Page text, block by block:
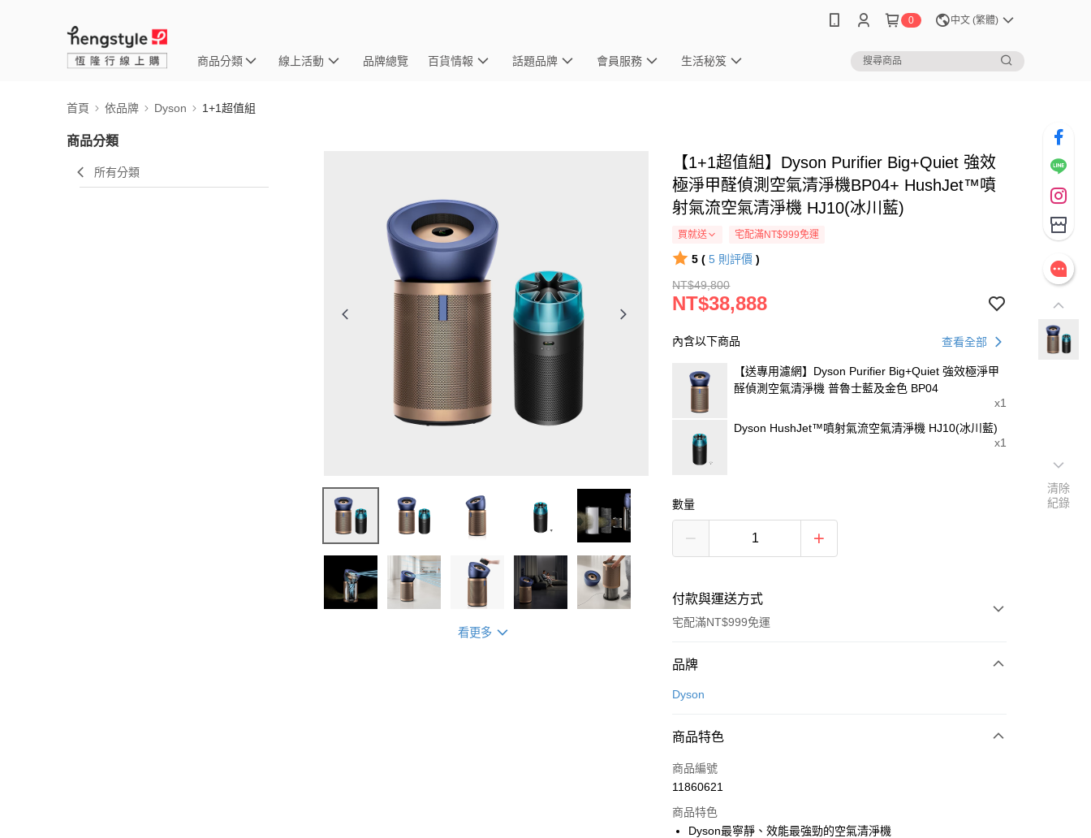
0 中文 (繁體)
商品分類 線上活動 品牌總覽 百貨情報 話題品牌 會員服務 生活秘笈
首頁 依品牌 Dyson 1+1超值組
商品分類
所有分類
看更多
【1+1超值組】Dyson Purifier Big+Quiet 強效
極淨甲醛偵測空氣清淨機BP04+ HushJet™噴
射氣流空氣清淨機 HJ10(冰川藍)
買就送 宅配滿NT$999免運
5 ( 5 則評價 )
NT$49,800
NT$38,888
內含以下商品 查看全部
【送專用濾網】Dyson Purifier Big+Quiet 強效極淨甲
醛偵測空氣清淨機 普魯士藍及金色 BP04
x1
Dyson HushJet™噴射氣流空氣清淨機 HJ10(冰川藍)
x1
數量
付款與運送方式
宅配滿NT$999免運
付款方式
信用卡一次付款
合作金庫商業銀行
華南商業銀行
上海商業儲蓄銀行
國泰世華商業銀行
兆豐國際商業銀行
6 期 0 利率 每期
華南商業銀行
上海商業儲蓄銀行
台北富邦商業銀行
即享券
LINE Pay
品牌
Dyson
商品特色
商品編號
11860621
商品特色
Dyson最寧靜、效能最強勁的空氣清淨機
清除
紀錄